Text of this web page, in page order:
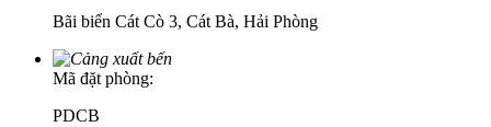
Bãi biển Cát Cò 3, Cát Bà, Hải Phòng
Mã đặt phòng:
PDCB